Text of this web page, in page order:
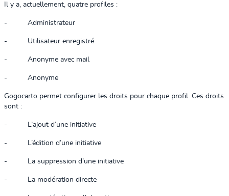
Il y a, actuellement, quatre profiles :
- Administrateur
- Utilisateur enregistré
- Anonyme avec mail
- Anonyme
Gogocarto permet configurer les droits pour chaque profil. Ces droits
sont :
- L’ajout d’une initiative
- L’édition d’une initiative
- La suppression d’une initiative
- La modération directe